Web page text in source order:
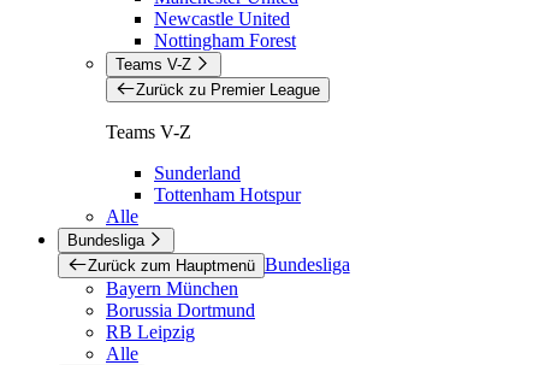
Newcastle United
Nottingham Forest
Teams V-Z
Zurück zu Premier League
Teams V-Z
Sunderland
Tottenham Hotspur
Alle
Bundesliga
Zurück zum Hauptmenü Bundesliga
Bayern München
Borussia Dortmund
RB Leipzig
Alle